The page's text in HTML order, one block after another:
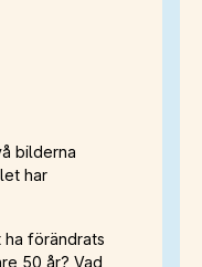
bilderna
har
ha förändrats
50 år? Vad